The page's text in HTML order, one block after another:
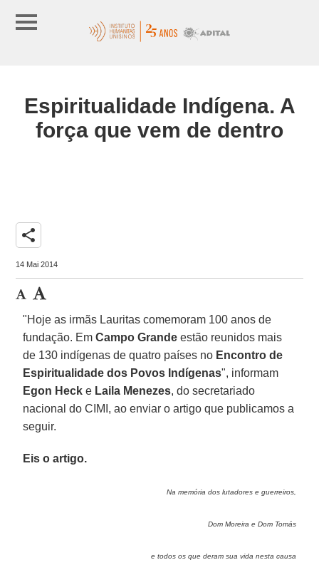
Espiritualidade Indígena. A
força que vem de dentro
share
14 Mai 2014
"Hoje as irmãs Lauritas comemoram 100 anos de
fundação. EmCampo Grande estão reunidos mais
de 130 indígenas de quatro países no Encontro de
Espiritualidade dos Povos Indígenas", informam
Egon Hecke Laila Menezes, do secretariado
nacional do CIMI, ao enviar o artigo que publicamos a
seguir.
Eis o artigo.
Na memória dos lutadores e guerreiros,
Dom Moreira e Dom Tomás
e todos os que deram sua vida nesta causa